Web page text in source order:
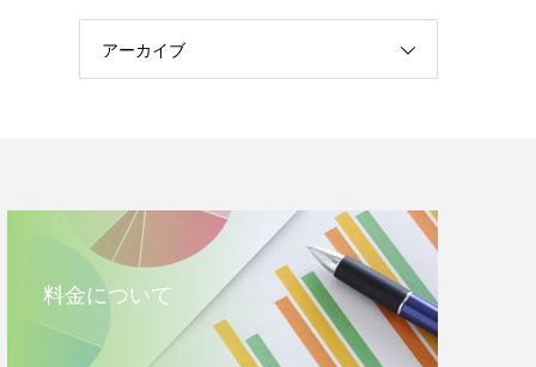
アーカイブ
料金について